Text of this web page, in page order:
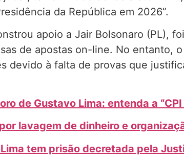
da República em 2026”.
apoio a Jair Bolsonaro (PL),
de apostas on-line. No entanto,
devido à falta de provas que
de Gustavo Lima: entenda a
lavagem de dinheiro e
tem prisão decretada pela